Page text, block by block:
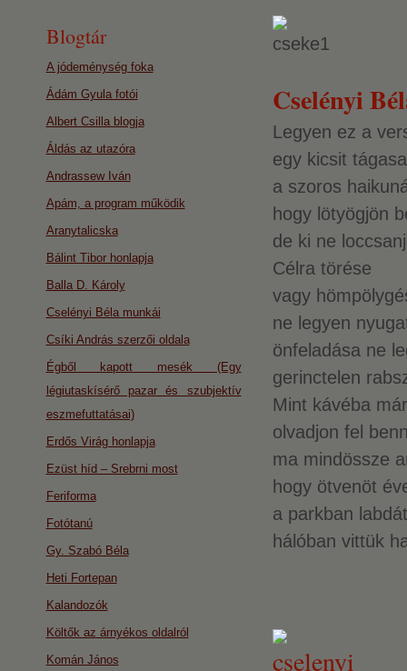
Cselényi
Legyen ez a
egy kicsit
a szoros
hogy lötyögjön
de ki ne
Célra törése
vagy
ne legyen
önfeladása ne
gerinctelen
Mint kávéba
olvadjon fel
ma mindössze
hogy ötvenöt
a parkban
hálóban vittük
Blogtár
A jódeménység foka
Ádám Gyula fotói
Albert Csilla blogja
Áldás az utazóra
Andrassew Iván
Apám, a program működik
Aranytalicska
Bálint Tibor honlapja
Balla D. Károly
Cselényi Béla munkái
Csíki András szerzői oldala
Égből kapott mesék (Egy
légiutaskísérő pazar és szubjektív
eszmefuttatásai)
Erdős Virág honlapja
Ezüst híd – Srebrni most
Feriforma
Fotótanú
Gy. Szabó Béla
Heti Fortepan
Kalandozók
Költők az árnyékos oldalról
Komán János